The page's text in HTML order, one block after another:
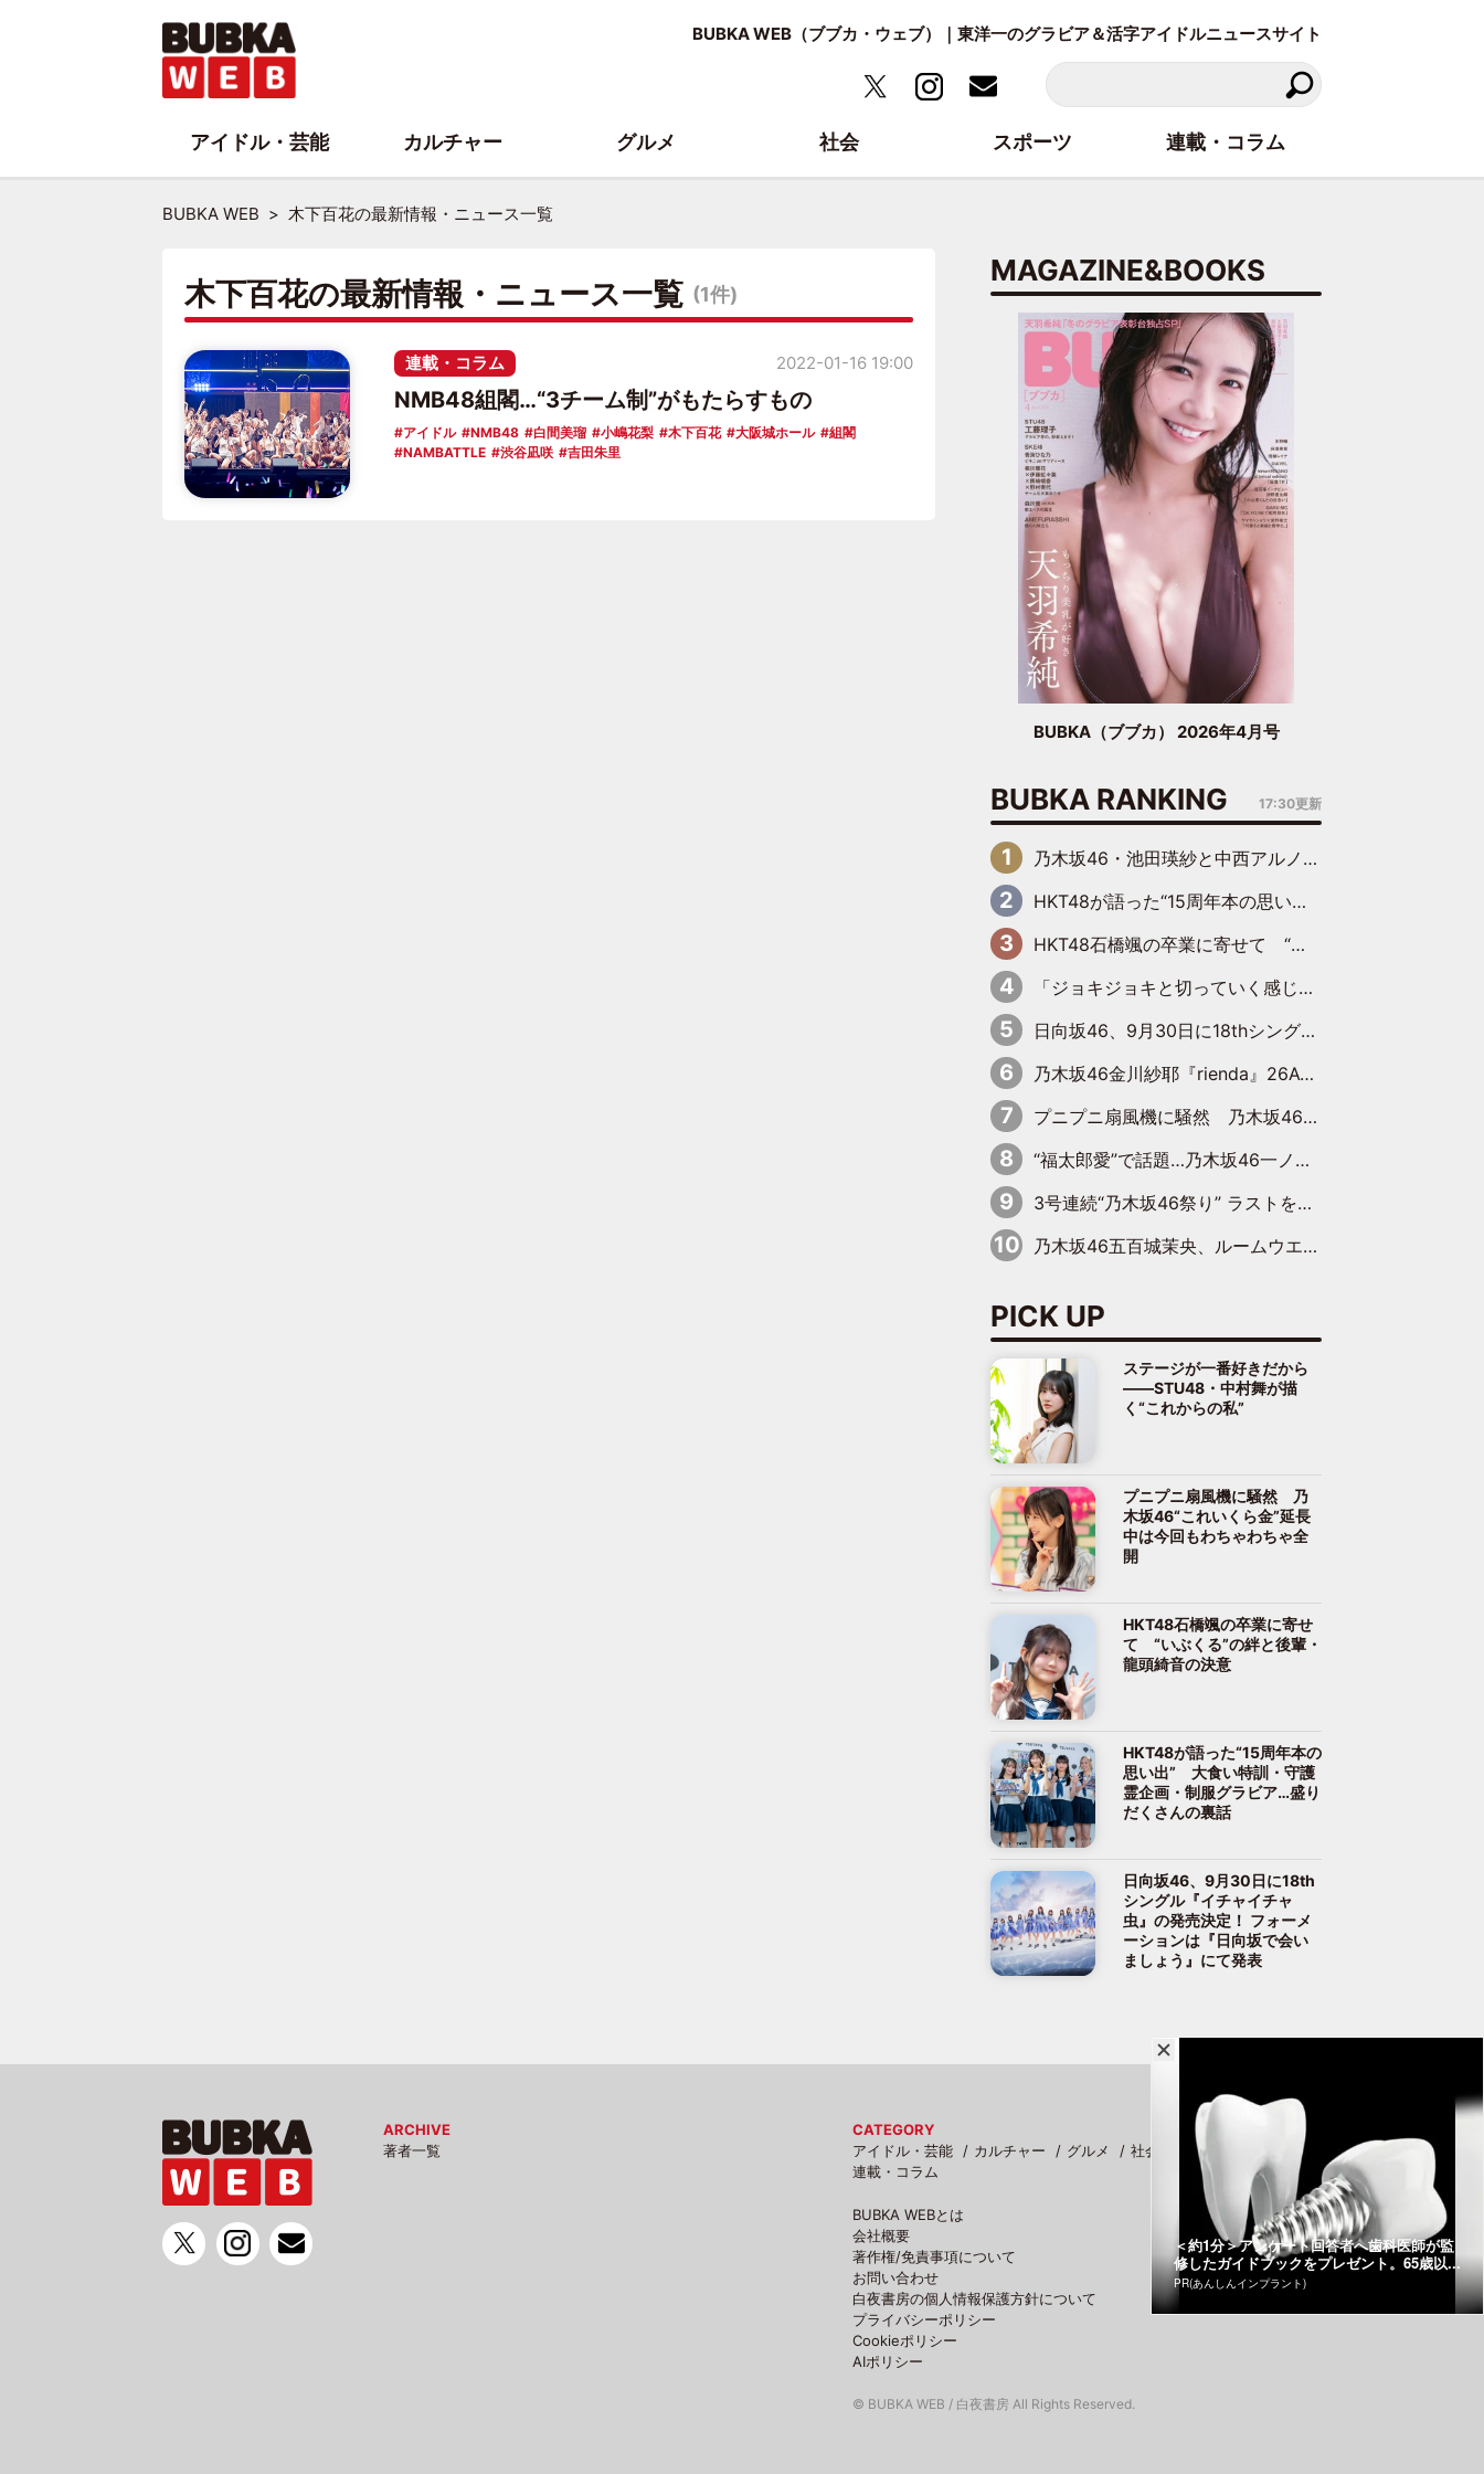
BUBKA WEB（ブブカ・ウェブ）｜東洋一のグラビア＆活字アイドルニュースサイト
BUBKA WEB 木下百花の最新情報・ニュース一覧
木下百花の最新情報・ニュース一覧 (1件)
連載・コラム
NMB48組閣…“3チーム制”がもたらすもの
アイドル NMB48 白間美瑠 小嶋花梨 木下百花 大阪城ホール
組閣
NAMBATTLE
渋谷凪咲 吉田朱里
2022-01-16 19:00
MAGAZINE&BOOKS
BUBKA（ブブカ） 2026年4月号
BUBKA RANKING 17:30更新
乃木坂46・池田瑛紗と中西アルノが「真冬のかき氷」騒動で火花散らす！ 因縁の裏にあるのは、逆境をともに“凌”ぐ似た者同士の絆
HKT48が語った“15周年本の思い出” 大食い特訓・守護霊企画・制服グラビア…盛りだくさんの裏話
HKT48石橋颯の卒業に寄せて “いぶくる”の絆と後輩・龍頭綺音の決意
「ジョキジョキと切っていく感じ」STU48中村舞、新しい挑戦は自らの手で
日向坂46、9月30日に18thシングル『イチャイチャ虫』の発売決定！ フォーメーションは『日向坂で会いましょう』にて発表
乃木坂46金川紗耶『rienda』26AW LOOKモデルに就任
プニプニ扇風機に騒然 乃木坂46“これいくら金”延長中は今回もわちゃわちゃ全開
“福太郎愛”で話題…乃木坂46一ノ瀬美空、地元福岡『めんべい25周年トップサポーター』に就任
3号連続“乃木坂46祭り” ラストを飾るのは賀喜遥香…5年ぶりの登場に「5年分大人になった私を見ていただけたら」
乃木坂46五百城茉央、ルームウエアでリラックス「今回のグラビアを見て成長を感じていただけるとうれしい」
PICK UP
ステージが一番好きだから
――STU48・中村舞が描
く“これからの私”
プニプニ扇風機に騒然 乃
木坂46“これいくら金”延長
中は今回もわちゃわちゃ全
開
HKT48石橋颯の卒業に寄せ
て “いぶくる”の絆と後輩・
龍頭綺音の決意
HKT48が語った“15周年本の
思い出” 大食い特訓・守護
霊企画・制服グラビア…盛り
だくさんの裏話
日向坂46、9月30日に18th
シングル『イチャイチャ
虫』の発売決定！ フォーメ
ーションは『日向坂で会い
ましょう』にて発表
ARCHIVE
著者一覧
CATEGORY
アイドル・芸能
カルチャー グルメ 社会
スポーツ
連載・コラム
BUBKA WEBとは
会社概要
著作権/免責事項について
お問い合わせ
白夜書房の個人情報保護方針について
プライバシーポリシー
Cookieポリシー
AIポリシー
© BUBKA WEB / 白夜書房 All Rights Reserved.
アイドル・芸能 カルチャー グルメ 社会 スポーツ 連載・コラム
＜約1分＞アンケート回答者へ歯科医師が監
修したガイドブックをプレゼント。65歳以...
PR(あんしんインプラント)